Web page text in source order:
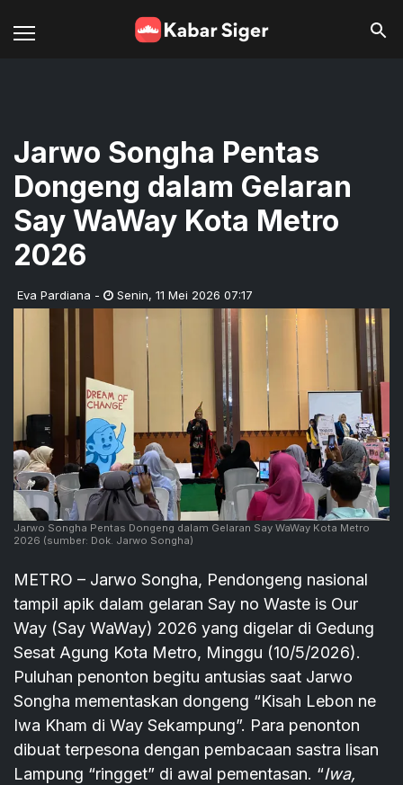
Jarwo Songha Pentas
Dongeng dalam Gelaran
Say WaWay Kota Metro
2026
Eva Pardiana - Senin, 11 Mei 2026 07:17
Jarwo Songha Pentas Dongeng dalam Gelaran Say WaWay Kota Metro
2026 (sumber: Dok. Jarwo Songha)
METRO – Jarwo Songha, Pendongeng nasional
tampil apik dalam gelaran Say no Waste is Our
Way (Say WaWay) 2026 yang digelar di Gedung
Sesat Agung Kota Metro, Minggu (10/5/2026).
Puluhan penonton begitu antusias saat Jarwo
Songha mementaskan dongeng “Kisah Lebon ne
Iwa Kham di Way Sekampung”. Para penonton
dibuat terpesona dengan pembacaan sastra lisan
Lampung “ringget” di awal pementasan. “Iwa,